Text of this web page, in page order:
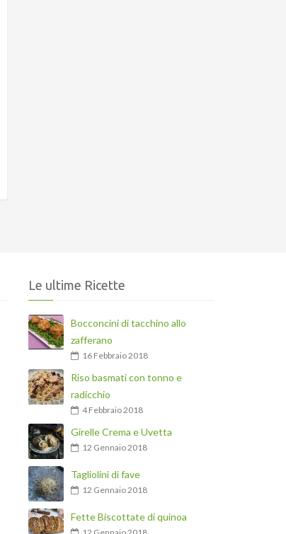
Le ultime Ricette
Bocconcini di tacchino allo
zafferano
16 Febbraio 2018
Riso basmati con tonno e
radicchio
4 Febbraio 2018
Girelle Crema e Uvetta
12 Gennaio 2018
Tagliolini di fave
12 Gennaio 2018
Fette Biscottate di quinoa